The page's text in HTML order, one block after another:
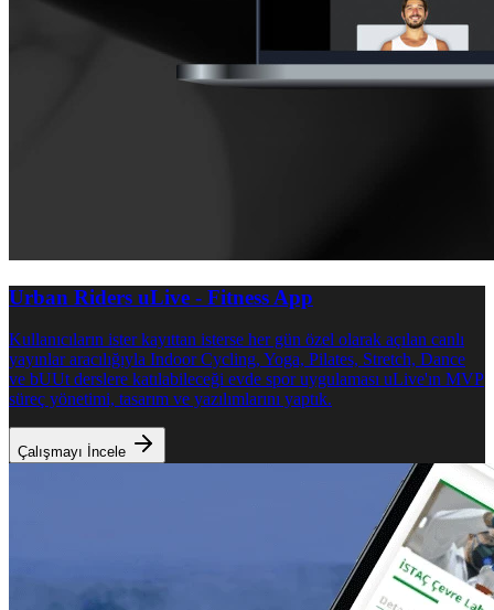
Urban Riders uLive - Fitness App
Kullanıcıların ister kayıttan isterse her gün özel olarak açılan canlı
yayınlar aracılığıyla Indoor Cycling, Yoga, Pilates, Stretch, Dance
ve bUUt derslere katılabileceği evde spor uygulaması uLive'ın MVP
süreç yönetimi, tasarım ve yazılımlarını yaptık.
Çalışmayı İncele